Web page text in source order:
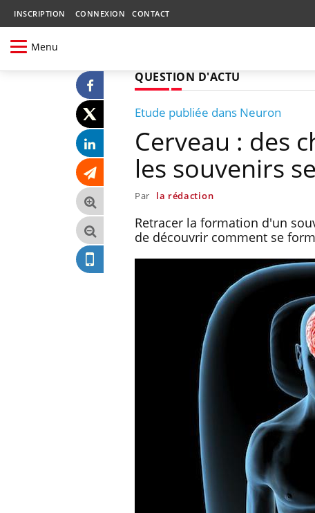
INSCRIPTION CONNEXION CONTACT
Menu
QUESTION D'ACTU
Etude publiée dans Neuron
Cerveau : des
les souvenirs
Par la rédaction
Retracer la formation d'un
de découvrir comment se